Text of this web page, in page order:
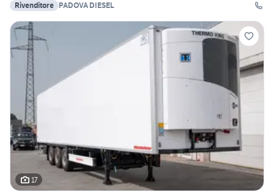
Rivenditore PADOVA DIESEL
17